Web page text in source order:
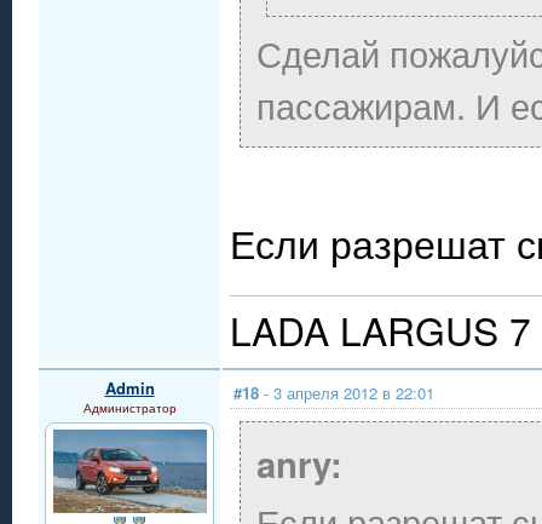
Сделай
пассажирам. И
Если разрешат
LADA LARGUS
Admin
Администратор
#18 - 3 апреля 2012 в 22:01
anry: